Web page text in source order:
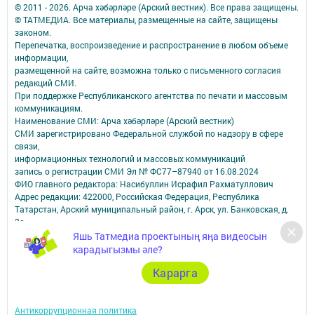
Яшь Татмедиа проектының яңа видеосын
карадыгызмы әле?
Карарга
© 2011 - 2026. Арча хәбәрләре (Арский вестник). Все права защищены.
© ТАТМЕДИА. Все материалы, размещенные на сайте, защищены
законом.
Перепечатка, воспроизведение и распространение в любом объеме
информации,
размещенной на сайте, возможна только с письменного согласия
редакций СМИ.
При поддержке Республиканского агентства по печати и массовым
коммуникациям.
Наименование СМИ: Арча хәбәрләре (Арский вестник)
СМИ зарегистрировано Федеральной службой по надзору в сфере
связи,
информационных технологий и массовых коммуникаций
запись о регистрации СМИ Эл № ФС77–87940 от 16.08.2024
ФИО главного редактора: Насибуллин Исрафил Рахматуллович
Адрес редакции: 422000, Российская Федерация, Республика
Татарстан, Арский муниципальный район, г. Арск, ул. Банковская, д.
2а
Адрес учредителя: 420066, Россия, Республика Татарстан, Г.Казань,
ул.Декабристов, д.2
Телефон редакции: 8(84366) 3-10-58, 89179076963.
Электронная почта: arskij-vestnik@tatmedia.com
Учредитель СМИ: АО «ТАТМЕДИА»
Антикоррупционная политика